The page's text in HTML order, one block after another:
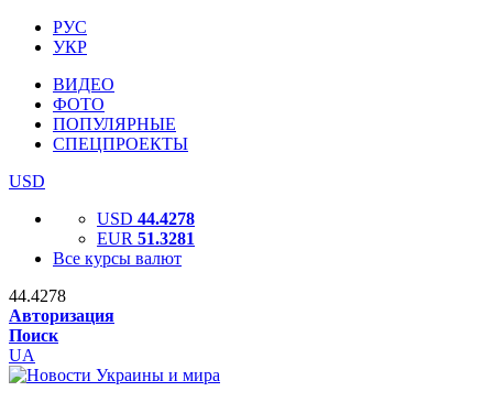
РУС
УКР
ВИДЕО
ФОТО
ПОПУЛЯРНЫЕ
СПЕЦПРОЕКТЫ
USD
USD 44.4278
EUR 51.3281
Все курсы валют
44.4278
Авторизация
Поиск
UA